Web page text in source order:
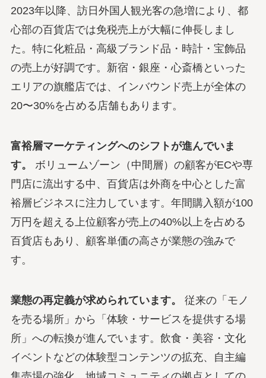
2023年以降、訪日外国人観光客の急増により、都
心部の百貨店では免税売上が大幅に伸長しまし
た。特に化粧品・高級ブランド品・時計・宝飾品
の売上が好調です。新宿・銀座・心斎橋といった
エリアの旗艦店では、インバウンド売上が全体の
20〜30%を占める店舗もあります。
富裕層マーケティングへのシフトが進んでいま
す。
ボリュームゾーン（中間層）の顧客がECや専
門店に流出する中、百貨店は外商を中心とした富
裕層ビジネスに注力しています。年間購入額が100
万円を超える上位顧客が売上の40%以上を占める
百貨店もあり、顧客単価の高さが業態の強みで
す。
業態の再定義が求められています。
従来の「モノ
を売る場所」から「体験・サービスを提供する場
所」への転換が進んでいます。飲食・美容・文化
イベントなどの体験型コンテンツの拡充、自主編